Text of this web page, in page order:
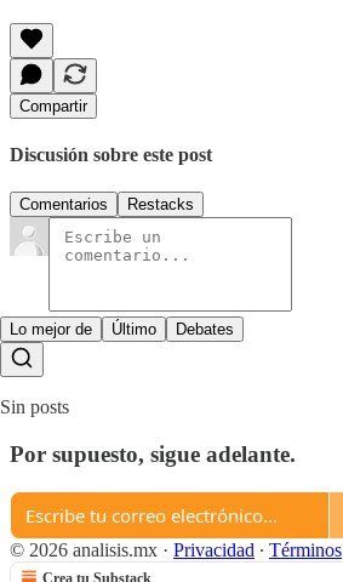
Compartir
Discusión sobre este post
Comentarios Restacks
Lo mejor de Último Debates
Sin posts
Por supuesto, sigue adelante.
© 2026 analisis.mx · Privacidad ∙ Términos
Crea tu Substack